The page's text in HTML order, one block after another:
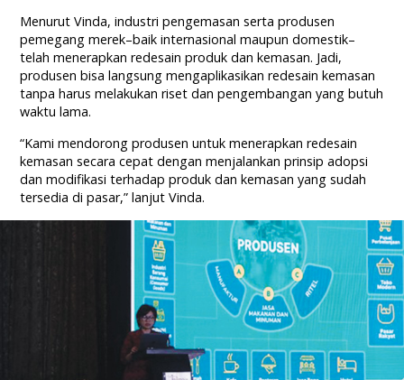
Menurut Vinda, industri pengemasan serta produsen
pemegang merek–baik internasional maupun domestik–
telah menerapkan redesain produk dan kemasan. Jadi,
produsen bisa langsung mengaplikasikan redesain kemasan
tanpa harus melakukan riset dan pengembangan yang butuh
waktu lama.
“Kami mendorong produsen untuk menerapkan redesain
kemasan secara cepat dengan menjalankan prinsip adopsi
dan modifikasi terhadap produk dan kemasan yang sudah
tersedia di pasar,” lanjut Vinda.